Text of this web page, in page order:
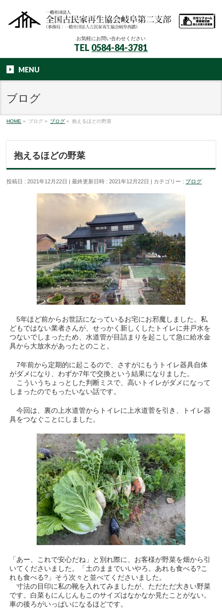
お気軽にお問い合わせください
TEL 0584-84-3781
MENU
ブログ
HOME » ブログ » ブログ » 抱えるほどの野菜
抱えるほどの野菜
投稿日 : 2021年12月22日 最終更新日時 : 2021年12月22日 カテゴリー : ブログ
5年ほど前からお世話になっているお宅にお邪魔しました。私
どもではない業者さんが、せっかく新しくしたトイレに井戸水を
つないでしまったため、水道管が目詰まりを起こして急に給水金
具から大放水があったとのこと。
7年前から定期的に起こるので、さすがにもうトイレ器具自体
がダメになり、わずか7年で交換という結果になりました。
こういうちょっとした判断ミスで、高いトイレがダメになって
しまったのでもったいない話です。
今回は、裏の上水道管からトイレに上水道菅を引き、トイレ器
具をつなぐことにしました。
「あー、これで安心だね」と別れ際に、お客様が野菜を畑から引
いてくださいました。「土のままでいいやろ。あれも食べる?こ
れも食べる?」そう次々と並べてくださいました。
寸法の目印に私の靴を入れてみましたが、ただただ大きい野菜
です。白菜もにんじんもこのサイズはなかなか見たことがない。
車の後ろがいっぱいになるほどです。